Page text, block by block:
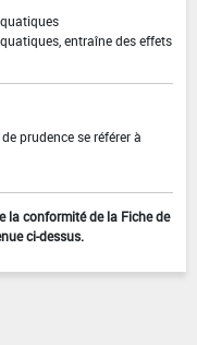
entraîne des effets
prudence se référer à
la conformité de la Fiche de
ci-dessus.